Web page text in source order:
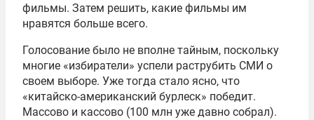
фильмы. Затем решить, какие фильмы им
нравятся больше всего.
Голосование было не вполне тайным, поскольку
многие «избиратели» успели раструбить СМИ о
своем выборе. Уже тогда стало ясно, что
«китайско-американский бурлеск» победит.
Массово и кассово (100 млн уже давно собрал).